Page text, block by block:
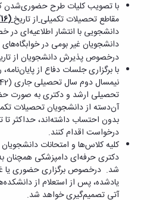
تماس
سازمان
دانشکده
معاونت
آموزشی
معاونت
پژوهشی
و
تحصیلات
تکمیلی
ها
و
آئین
نامه
ها
ترم
بندی
دروس
کارشناسی
فرم
ها
و
آئین
نامه
ها
هفته
پژوهش
نامه ها
فرآیندها
کمیته
ترفیع
آئین
نامه
های
پژوهشی
فرم
های
پژوهشی
کارگاه ها
پاتوبیولوژی
گروه
آموزشی
علوم
درمانگاهی
گروه
آموزشی
بهداشت
و
کنترل
کیفی
موادغذایی
با تصویب کلیات طرح حضوری‌شدن
مقاطع تحصیلات تکمیلی از تاریخ(1405/03/16)
دانشجویی با انتشار اطلاعیه‌ای
دانشجویان غیر بومی در
درخصوص پذیرش دانشجویان از
با برگزاری جلسات دفاع از
تحصیلی ارشد و دکتری به صورت
آن‌دسته از دانشجویان تحصیلات
درخواست اقدام کنند.
کلیه کلاس‌ها و امتحانات
دکتری حرفه‌ای دامپزشکی همچنان
شد. در‌خصوص برگزاری حضوری یا
یادشده، پس از استعلام از
آتی